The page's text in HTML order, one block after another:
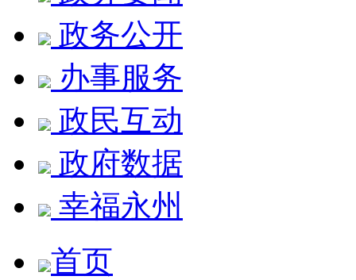
政务公开
办事服务
政民互动
政府数据
幸福永州
首页